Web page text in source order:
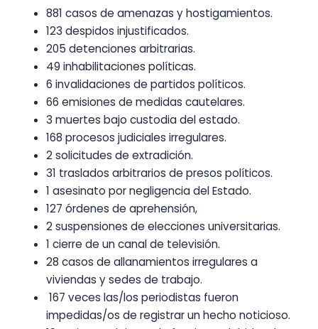
881 casos de amenazas y hostigamientos.
123 despidos injustificados.
205 detenciones arbitrarias.
49 inhabilitaciones políticas.
6 invalidaciones de partidos políticos.
66 emisiones de medidas cautelares.
3 muertes bajo custodia del estado.
168 procesos judiciales irregulares.
2 solicitudes de extradición.
31 traslados arbitrarios de presos políticos.
1 asesinato por negligencia del Estado.
127 órdenes de aprehensión,
2 suspensiones de elecciones universitarias.
1 cierre de un canal de televisión.
28 casos de allanamientos irregulares a
viviendas y sedes de trabajo.
167 veces las/los periodistas fueron
impedidas/os de registrar un hecho noticioso.